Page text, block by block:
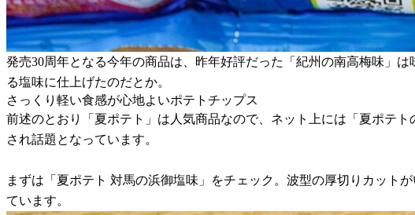
発売30周年となる今年の商品は、昨年好評だった「紀州の南高梅味」
る塩味に仕上げたのだとか。
さっくり軽い食感が心地よいポテトチップス
前述のとおり「夏ポテト」は人気商品なので、ネット上には「夏ポテ
され話題となっています。
まずは「夏ポテト 対馬の浜御塩味」をチェック。波型の厚切りカット
ています。